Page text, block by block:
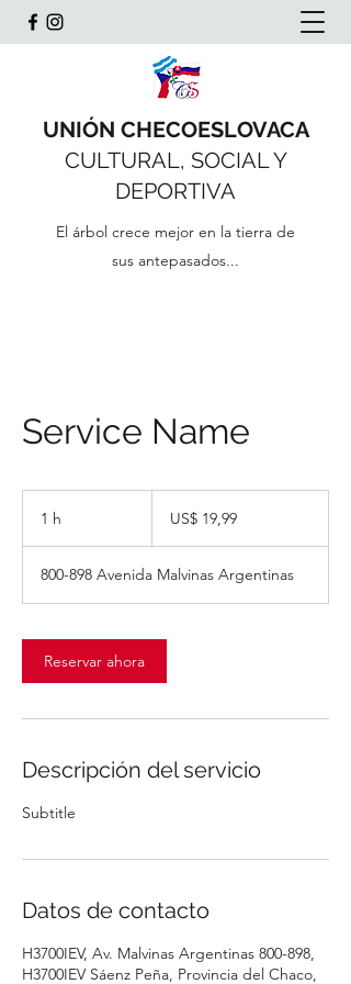
UNIÓN CHECOESLOVACA
CULTURAL, SOCIAL Y
DEPORTIVA
El árbol crece mejor en la tierra de
sus antepasados...
Service Name
1 h
estadounidenses
US$ 19,99
800-898 Avenida Malvinas Argentinas
Reservar ahora
Descripción del servicio
Subtitle
Datos de contacto
H3700IEV, Av. Malvinas Argentinas 800-898,
H3700IEV Sáenz Peña, Provincia del Chaco,